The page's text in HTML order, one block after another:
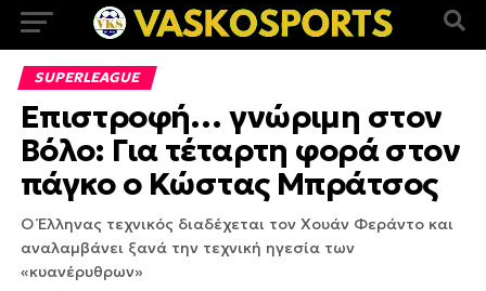
SUPERLEAGUE
Επιστροφή… γνώριμη στον
Βόλο: Για τέταρτη φορά στον
πάγκο ο Κώστας Μπράτσος
Ο Έλληνας τεχνικός διαδέχεται τον Χουάν Φεράντο και
αναλαμβάνει ξανά την τεχνική ηγεσία των
«κυανέρυθρων»